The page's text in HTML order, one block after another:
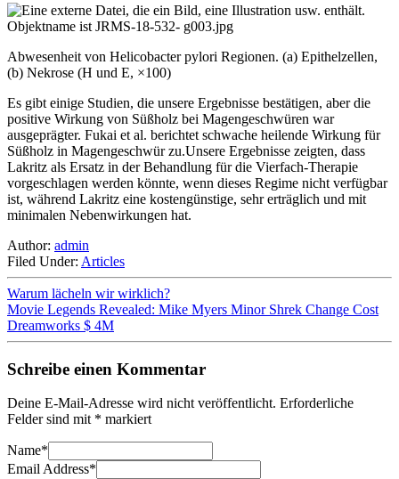
Abwesenheit von Helicobacter pylori Regionen. (a) Epithelzellen,
(b) Nekrose (H und E, ×100)
Es gibt einige Studien, die unsere Ergebnisse bestätigen, aber die
positive Wirkung von Süßholz bei Magengeschwüren war
ausgeprägter. Fukai et al. berichtet schwache heilende Wirkung für
Süßholz in Magengeschwür zu.Unsere Ergebnisse zeigten, dass
Lakritz als Ersatz in der Behandlung für die Vierfach-Therapie
vorgeschlagen werden könnte, wenn dieses Regime nicht verfügbar
ist, während Lakritz eine kostengünstige, sehr erträglich und mit
minimalen Nebenwirkungen hat.
Author: admin
Filed Under: Articles
Warum lächeln wir wirklich?
Movie Legends Revealed: Mike Myers Minor Shrek Change Cost
Dreamworks $ 4M
Schreibe einen Kommentar
Deine E-Mail-Adresse wird nicht veröffentlicht. Erforderliche
Felder sind mit * markiert
Name*
Email Address*